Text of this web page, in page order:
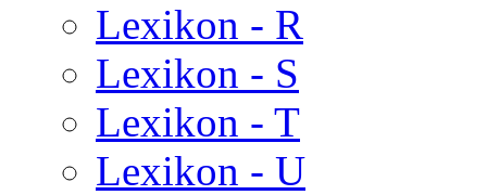
Lexikon - R
Lexikon - S
Lexikon - T
Lexikon - U